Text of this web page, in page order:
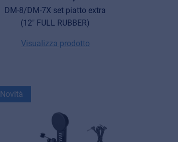
DM-8/DM-7X set piatto extra
(12" FULL RUBBER)
Visualizza prodotto
Novità